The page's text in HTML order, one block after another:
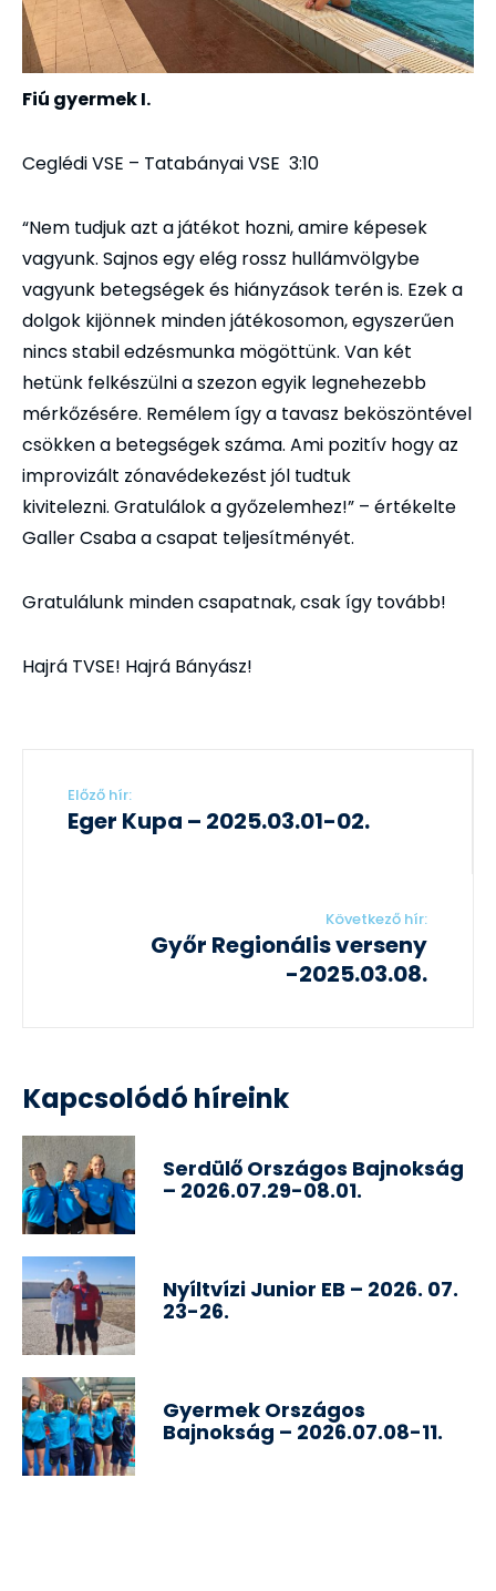
Fiú gyermek I.
Ceglédi VSE – Tatabányai VSE 3:10
“Nem tudjuk azt a játékot hozni, amire képesek
vagyunk. Sajnos egy elég rossz hullámvölgybe
vagyunk betegségek és hiányzások terén is. Ezek a
dolgok kijönnek minden játékosomon, egyszerűen
nincs stabil edzésmunka mögöttünk. Van két
hetünk felkészülni a szezon egyik legnehezebb
mérkőzésére. Remélem így a tavasz beköszöntével
csökken a betegségek száma. Ami pozitív hogy az
improvizált zónavédekezést jól tudtuk
kivitelezni. Gratulálok a győzelemhez!” – értékelte
Galler Csaba a csapat teljesítményét.
Gratulálunk minden csapatnak, csak így tovább!
Hajrá TVSE! Hajrá Bányász!
Előző hír:
Eger Kupa – 2025.03.01-02.
Következő hír:
Győr Regionális verseny
-2025.03.08.
Kapcsolódó híreink
Serdülő Országos Bajnokság
– 2026.07.29-08.01.
Nyíltvízi Junior EB – 2026. 07.
23-26.
Gyermek Országos
Bajnokság – 2026.07.08-11.